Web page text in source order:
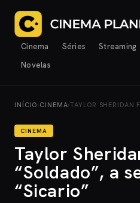
Cinema Séries Streaming
Novelas
INÍCIO› CINEMA›TAYLOR SHERIDAN
CINEMA
Taylor
“Soldado”, a
“Sicario”